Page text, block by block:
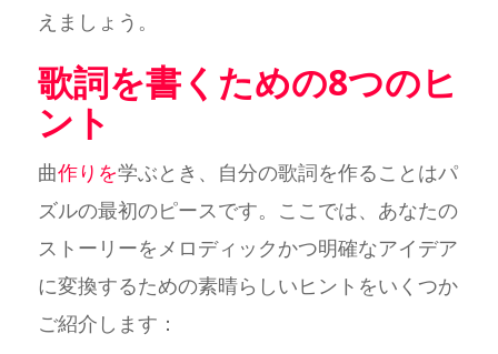
えましょう。
歌詞を書くための8つのヒ
ント
曲作りを学ぶとき、自分の歌詞を作ることはパ
ズルの最初のピースです。ここでは、あなたの
ストーリーをメロディックかつ明確なアイデア
に変換するための素晴らしいヒントをいくつか
ご紹介します：